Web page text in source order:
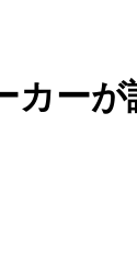
カーが